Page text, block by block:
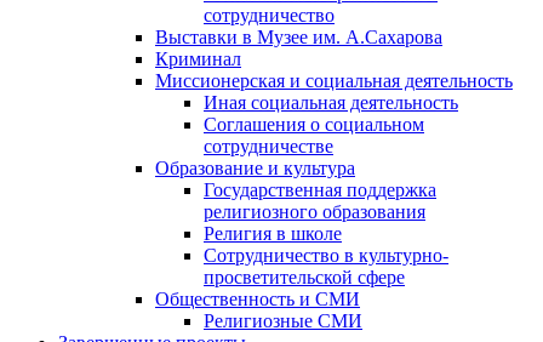
сотрудничество
Выставки в Музее им. А.Сахарова
Криминал
Миссионерская и социальная деятельность
Иная социальная деятельность
Соглашения о социальном
сотрудничестве
Образование и культура
Государственная поддержка
религиозного образования
Религия в школе
Сотрудничество в культурно-
просветительской сфере
Общественность и СМИ
Религиозные СМИ